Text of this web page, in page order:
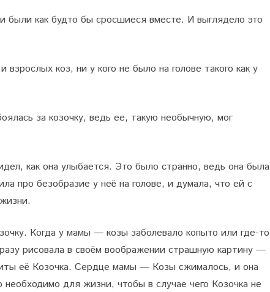
,
б
и
е
д
как будто бы сросшиеся вместе. И выглядело это
взрослых коз, ни у кого не было на голове такого как у
за козочку, ведь ее, такую необычную, мог
как она улыбается. Это было странно, ведь она была
про безобразие у неё на голове, и думала, что ей с
Когда у мамы — козы заболевало копыто или где-то
рисовала в своём воображении страшную картину —
её Козочка. Сердце мамы — Козы сжималось, и она
необходимо для жизни, чтобы в случае чего Козочка не